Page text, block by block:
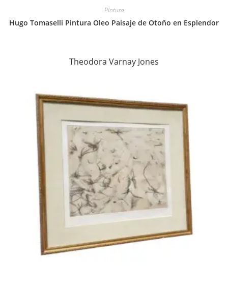
Pintura
Hugo Tomaselli Pintura Oleo Paisaje de Otoño en Esplendor
Theodora Varnay Jones